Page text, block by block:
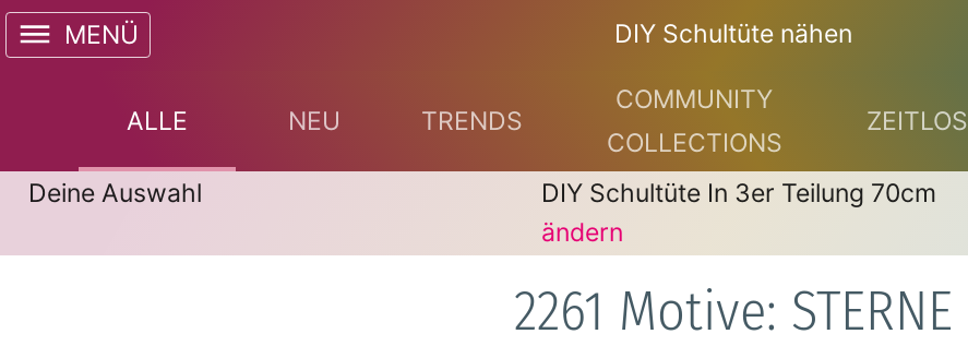
MENÜ DIY Schultüte nähen
ALLE NEU TRENDS
COMMUNITY
COLLECTIONS
ZEITLOS
Deine Auswahl
DIY Schultüte In 3er Teilung 70cm
ändern
2261 Motive: STERNE